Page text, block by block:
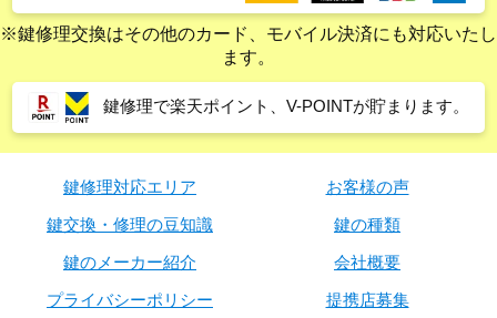
※鍵修理交換はその他のカード、モバイル決済にも対応いたし
ます。
鍵修理で楽天ポイント、V-POINTが貯まります。
鍵修理対応エリア
お客様の声
鍵交換・修理の豆知識
鍵の種類
鍵のメーカー紹介
会社概要
プライバシーポリシー
提携店募集